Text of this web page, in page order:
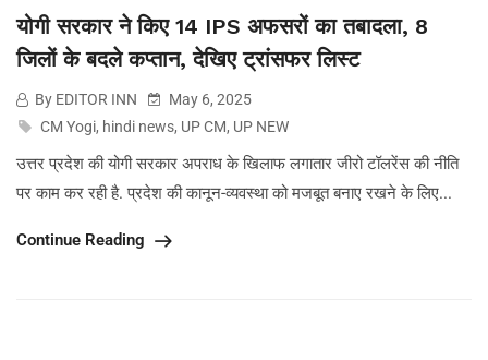
योगी सरकार ने किए 14 IPS अफसरों का तबादला, 8
जिलों के बदले कप्तान, देखिए ट्रांसफर लिस्ट
By EDITOR INN
May 6, 2025
CM Yogi, hindi news, UP CM, UP NEW
उत्तर प्रदेश की योगी सरकार अपराध के खिलाफ लगातार जीरो टॉलरेंस की नीति
पर काम कर रही है. प्रदेश की कानून-व्यवस्था को मजबूत बनाए रखने के लिए...
Continue Reading